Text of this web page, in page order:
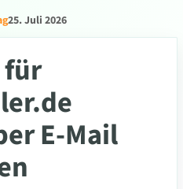
25. Juli 2026
für
E-Mail